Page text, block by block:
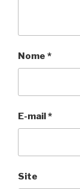
Nome *
E-mail *
Site